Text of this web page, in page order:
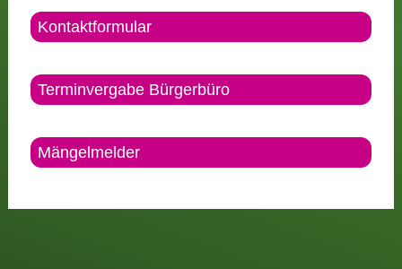
Kontaktformular
Terminvergabe Bürgerbüro
Mängelmelder